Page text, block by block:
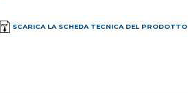
SCARICA LA SCHEDA TECNICA DEL PRODOTTO